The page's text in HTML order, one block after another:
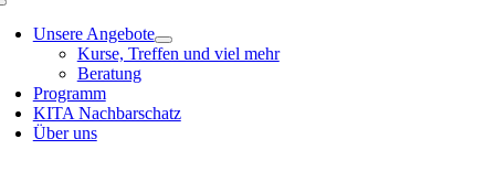
Unsere Angebote
Kurse, Treffen und viel mehr
Beratung
Programm
KITA Nachbarschatz
Über uns